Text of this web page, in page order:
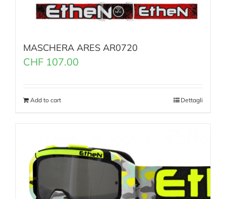
MASCHERA ARES AR0720
CHF 107.00
Add to cart Dettagli